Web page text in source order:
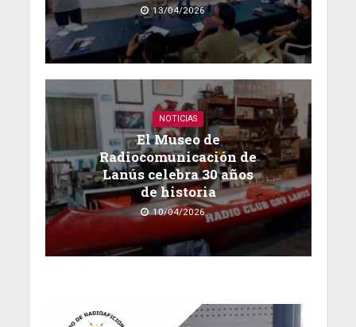
13/04/2026
NOTICIAS
El Museo de
Radiocomunicación de
Lanús celebra 30 años
de historia
10/04/2026